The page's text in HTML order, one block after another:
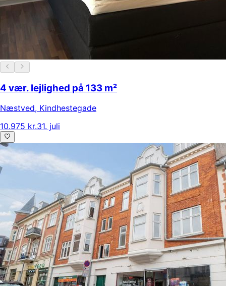
4 vær. lejlighed på 133 m²
Næstved, Kindhestegade
10.975 kr.31. juli